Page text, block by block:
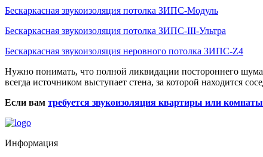
Бескаркасная звукоизоляция потолка ЗИПС-Модуль
Бескаркасная звукоизоляция потолка ЗИПС-III-Ультра
Бескаркасная звукоизоляция неровного потолка ЗИПС-Z4
Нужно понимать, что полной ликвидации постороннего шума
всегда источником выступает стена, за которой находится
Если вам требуется звукоизоляция квартиры или комнаты
Информация